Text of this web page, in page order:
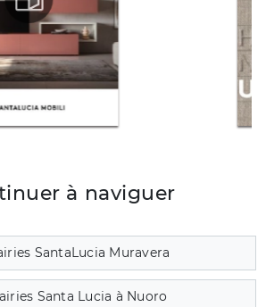
à naviguer
SantaLucia Muravera
Santa Lucia à Nuoro